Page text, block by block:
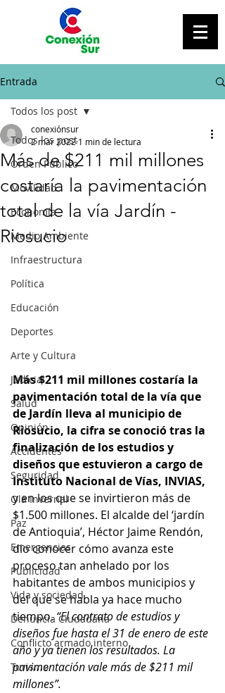
Entrada
Todos los post
Orden Público
Movilidad
Economía
Medio Ambiente
Infraestructura
Política
Educación
Deportes
Arte y Cultura
Judicial
Salud
Opinión
Accidentes
Seguridad
Ola Invernal
Paz
Emergencias
Publicidad
Vida y sociedad
Denuncia Ciudadana
Conflicto armado interno
Turismo
Todos los post
Más de $211 mil millones
costaría la pavimentación
total de la vía Jardín -
Riosucio
conexiónsur
2 mar 2022 1 min de lectura
Más $211 mil millones costaría la
pavimentación total de la vía que
de Jardín lleva al municipio de
Riosucio, la cifra se conoció tras la
finalización de los estudios y
diseños que estuvieron a cargo de
Instituto Nacional de Vías, INVIAS,
y en los que se invirtieron más de
$1.500 millones. El alcalde del ‘jardín
de Antioquia’, Héctor Jaime Rendón,
dio conocer cómo avanza este
proceso tan anhelado por los
habitantes de ambos municipios y
del que se habla ya hace mucho
tiempo. “El contrato de estudios y
diseños fue hasta el 31 de enero de este
año y ya tienen los resultados. La
pavimentación vale más de $211 mil
millones”.